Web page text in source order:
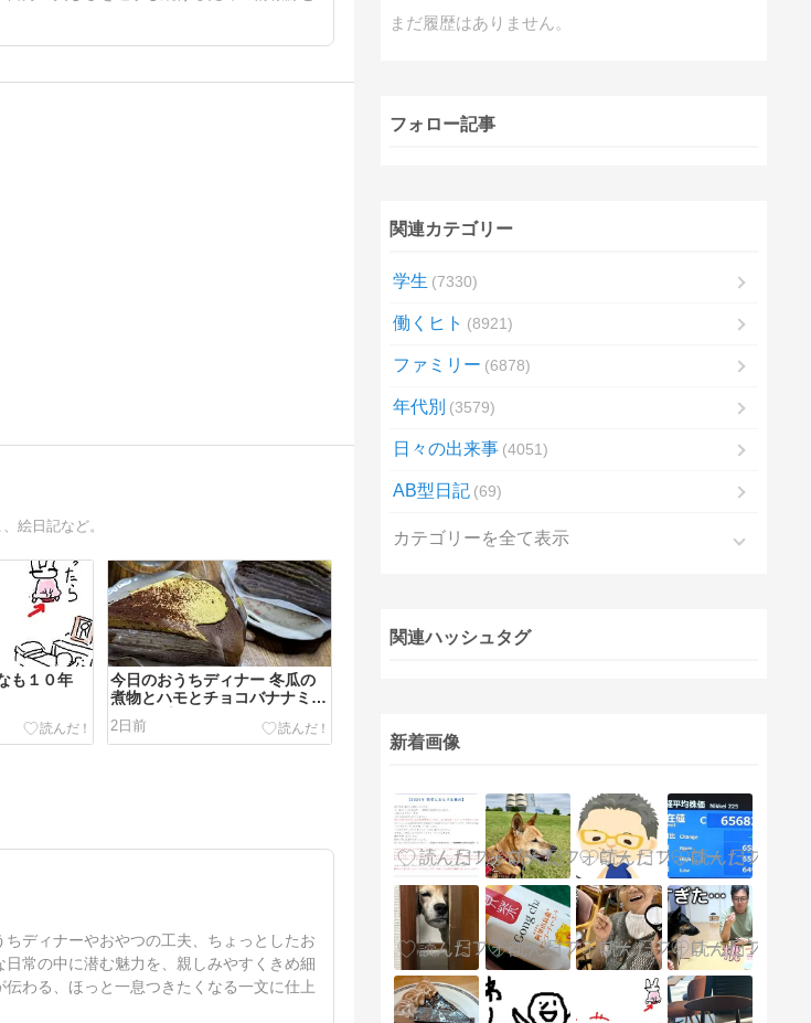
絵日記など。
も１０年
今日のおうちディナー 冬瓜の
煮物とハモとチョコバナナミル
クレープ
2日前
ディナーやおやつの工夫、ちょっとしたお
常の中に潜む魅力を、親しみやすくきめ細
わる、ほっと一息つきたくなる一文に仕上
まだ履歴はありません。
フォロー記事
関連カテゴリー
学生 7330
働くヒト 8921
ファミリー 6878
年代別 3579
日々の出来事 4051
AB型日記 69
カテゴリーを全て表示
関連ハッシュタグ
新着画像